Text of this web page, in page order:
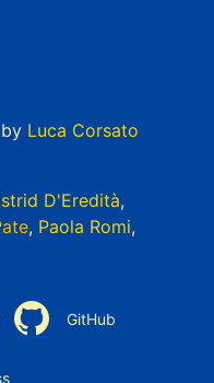
Luca Corsato
D'Eredità,
, Paola Romi,
GitHub